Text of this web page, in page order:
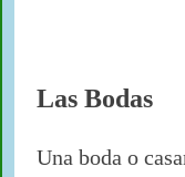
Las Bodas
Una boda o